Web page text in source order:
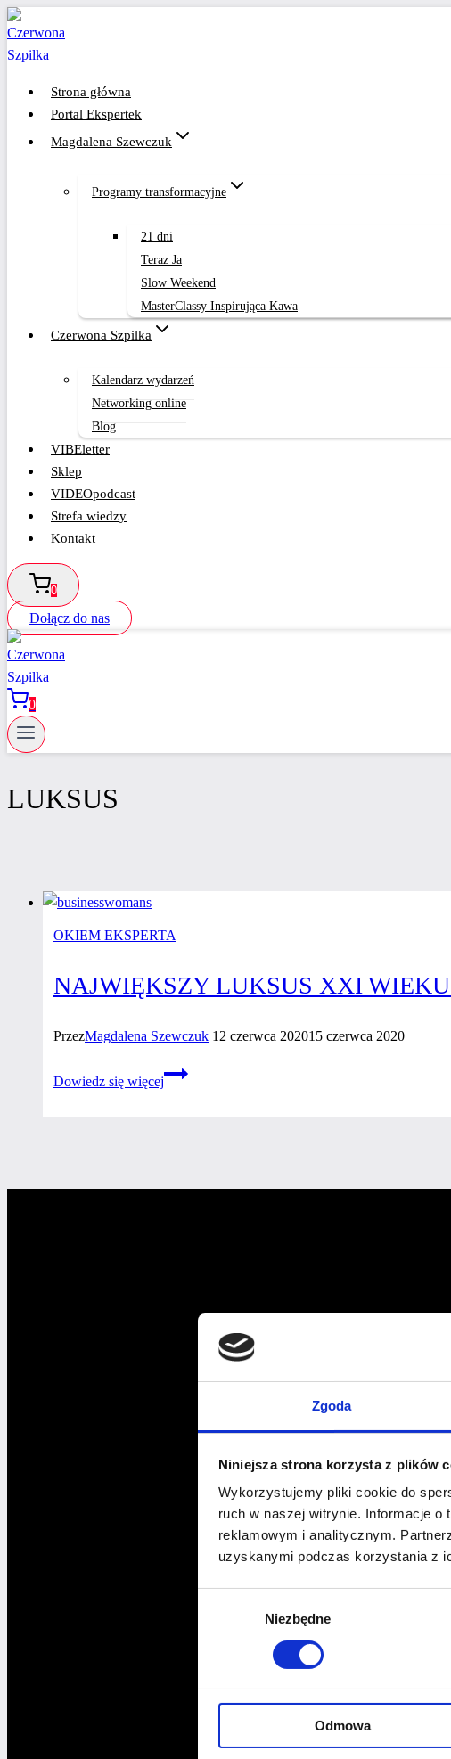
Zgoda
Niniejsza strona korzysta z plików
Wykorzystujemy pliki cookie do
ruch w naszej witrynie. Informacje o
reklamowym i analitycznym.
uzyskanymi podczas korzystania z
Niezbędne
Odmowa
Przejdź
do
treści
Strona główna
Portal Ekspertek
Magdalena Szewczuk
Programy transformacyjne
21 dni
Teraz Ja
Slow Weekend
MasterClassy Inspirująca Kawa
Czerwona Szpilka
Kalendarz wydarzeń
Networking online
Blog
VIBEletter
Sklep
VIDEOpodcast
Strefa wiedzy
Kontakt
0
Dołącz do nas
0
LUKSUS
OKIEM EKSPERTA
NAJWIĘKSZY LUKSUS XXI
PrzezMagdalena Szewczuk 12 czerwca 202015 czerwca 2020
Dowiedz się więcej
Największy
81